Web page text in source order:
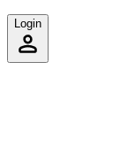
Login